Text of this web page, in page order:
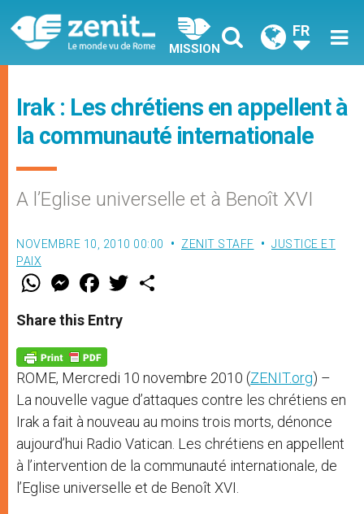
MISSION
FR
Irak : Les chrétiens en appellent à
la communauté internationale
A l’Eglise universelle et à Benoît XVI
NOVEMBRE 10, 2010 00:00 ZENIT STAFF
JUSTICE ET
PAIX
W
t
s
p
p
M
e
s
e
g
e
r
F
a
e
b
o
k
w
Share this Entry
ROME, Mercredi 10 novembre 2010 (ZENIT.org) –
La nouvelle vague d’attaques contre les chrétiens en
Irak a fait à nouveau au moins trois morts, dénonce
aujourd’hui Radio Vatican. Les chrétiens en appellent
à l’intervention de la communauté internationale, de
l’Eglise universelle et de Benoît XVI.